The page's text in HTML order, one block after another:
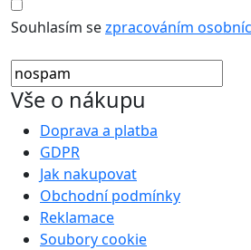
Souhlasím sezpracováním
Vše o nákupu
Doprava a platba
GDPR
Jak nakupovat
Obchodní podmínky
Reklamace
Soubory cookie